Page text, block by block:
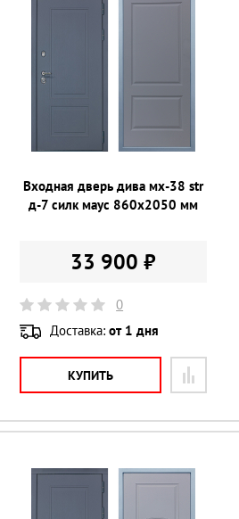
Входная дверь дива мх-38 str
д-7 силк маус 860х2050 мм
33 900 ₽
0
Доставка:от 1 дня
КУПИТЬ